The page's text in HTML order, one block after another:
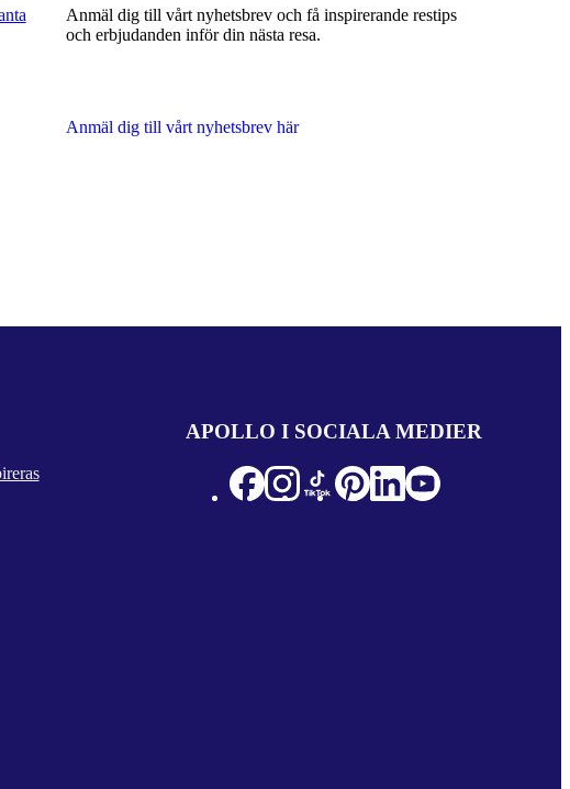
Anmäl dig till vårt nyhetsbrev och få inspirerande restips
och erbjudanden inför din nästa resa.
Anmäl dig till vårt nyhetsbrev här
APOLLO I SOCIALA MEDIER